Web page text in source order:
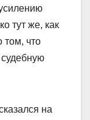
тут же, как
том, что
судебную
на